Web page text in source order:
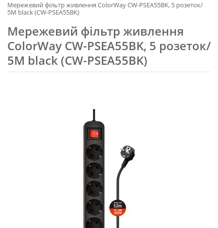
Мережевий фільтр живлення ColorWay CW-PSEA55BK, 5 розеток/
5M black (CW-PSEA55BK)
Мережевий фільтр живлення
ColorWay CW-PSEA55BK, 5 розеток/
5M black (CW-PSEA55BK)